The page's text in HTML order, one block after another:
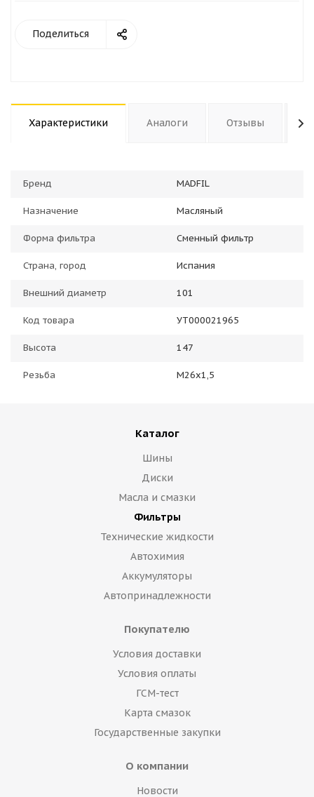
Поделиться
Характеристики Аналоги Отзывы
Бренд MADFIL
Назначение Масляный
Форма фильтра Сменный фильтр
Страна, город Испания
Внешний диаметр 101
Код товара УТ000021965
Высота 147
Резьба M26x1,5
Каталог
Шины
Диски
Масла и смазки
Фильтры
Технические жидкости
Автохимия
Аккумуляторы
Автопринадлежности
Покупателю
Условия доставки
Условия оплаты
ГСМ-тест
Карта смазок
Государственные закупки
О компании
Новости